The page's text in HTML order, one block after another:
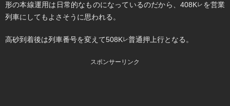
形の本線運用は日常的なものになっているのだから、408Kレ を営業
列車にしてもよさそうに思われる。
高砂到着後は列車番号を変えて508Kレ普通押上行となる。
スポンサーリンク